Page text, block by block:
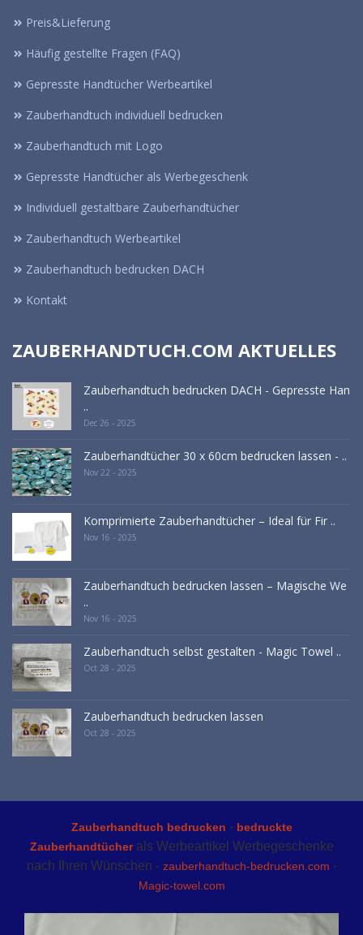
Preis&Lieferung
Häufig gestellte Fragen (FAQ)
Gepresste Handtücher Werbeartikel
Zauberhandtuch individuell bedrucken
Zauberhandtuch mit Logo
Gepresste Handtücher als Werbegeschenk
Individuell gestaltbare Zauberhandtücher
Zauberhandtuch Werbeartikel
Zauberhandtuch bedrucken DACH
Kontakt
ZAUBERHANDTUCH.COM AKTUELLES
Zauberhandtuch bedrucken DACH - Gepresste Han
..
Dec 26 - 2025
Zauberhandtücher 30 x 60cm bedrucken lassen - ..
Nov 22 - 2025
Komprimierte Zauberhandtücher – Ideal für Fir ..
Nov 16 - 2025
Zauberhandtuch bedrucken lassen – Magische We
..
Nov 16 - 2025
Zauberhandtuch selbst gestalten - Magic Towel ..
Oct 28 - 2025
Zauberhandtuch bedrucken lassen
Oct 28 - 2025
Zauberhandtuch bedrucken - bedruckte
Zauberhandtücherals Werbeartikel Werbegeschenke
nach Ihren Wünschen - zauberhandtuch-bedrucken.com -
Magic-towel.com